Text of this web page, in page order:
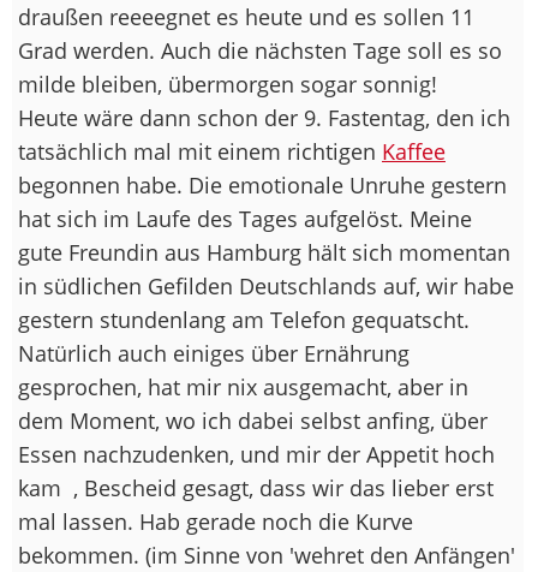
draußen reeeegnet es heute und es sollen 11
Grad werden. Auch die nächsten Tage soll es so
milde bleiben, übermorgen sogar sonnig!
Heute wäre dann schon der 9. Fastentag, den ich
tatsächlich mal mit einem richtigen Kaffee
begonnen habe. Die emotionale Unruhe gestern
hat sich im Laufe des Tages aufgelöst. Meine
gute Freundin aus Hamburg hält sich momentan
in südlichen Gefilden Deutschlands auf, wir habe
gestern stundenlang am Telefon gequatscht.
Natürlich auch einiges über Ernährung
gesprochen, hat mir nix ausgemacht, aber in
dem Moment, wo ich dabei selbst anfing, über
Essen nachzudenken, und mir der Appetit hoch
kam , Bescheid gesagt, dass wir das lieber erst
mal lassen. Hab gerade noch die Kurve
bekommen. (im Sinne von 'wehret den Anfängen'